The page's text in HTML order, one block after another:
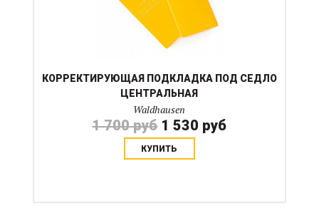
КОРРЕКТИРУЮЩАЯ ПОДКЛАДКА ПОД СЕДЛО
ЦЕНТРАЛЬНАЯ
Waldhausen
1 700 руб 1 530 руб
КУПИТЬ